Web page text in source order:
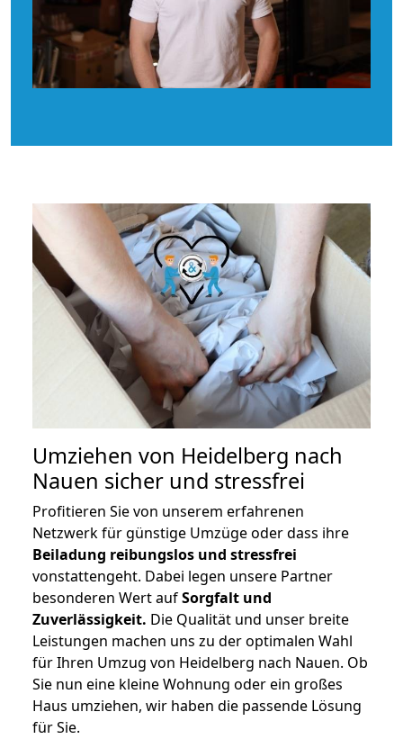
Umziehen von Heidelberg nach
Nauen sicher und stressfrei
Profitieren Sie von unserem erfahrenen
Netzwerk für günstige Umzüge oder dass ihre
Beiladung reibungslos und stressfrei
vonstattengeht. Dabei legen unsere Partner
besonderen Wert aufSorgfalt und
Zuverlässigkeit. Die Qualität und unser breite
Leistungen machen uns zu der optimalen Wahl
für Ihren Umzug von Heidelberg nach Nauen. Ob
Sie nun eine kleine Wohnung oder ein großes
Haus umziehen, wir haben die passende Lösung
für Sie.